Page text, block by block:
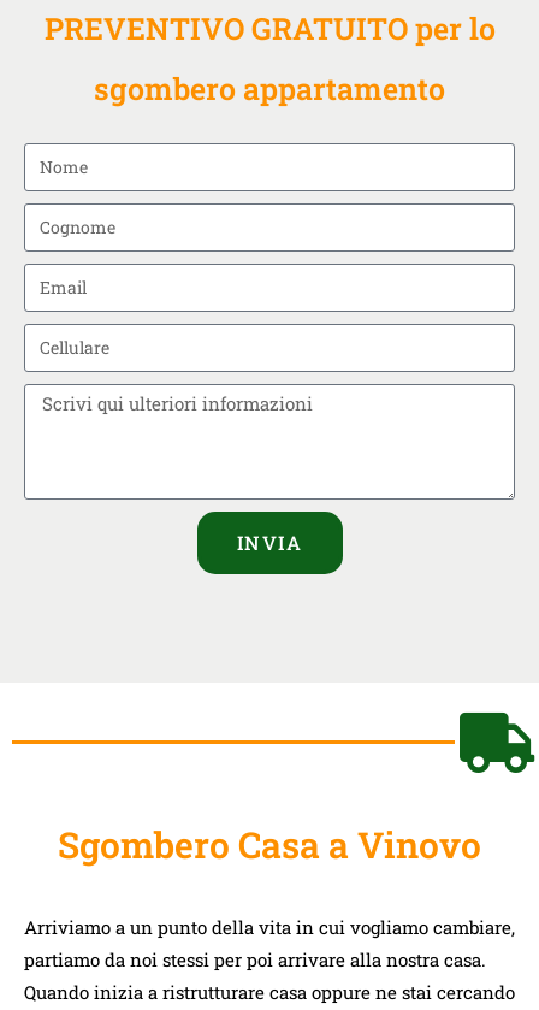
PREVENTIVO GRATUITO per lo
sgombero appartamento
INVIA
Sgombero Casa a Vinovo
Arriviamo a un punto della vita in cui vogliamo cambiare,
partiamo da noi stessi per poi arrivare alla nostra casa.
Quando inizia a ristrutturare casa oppure ne stai cercando